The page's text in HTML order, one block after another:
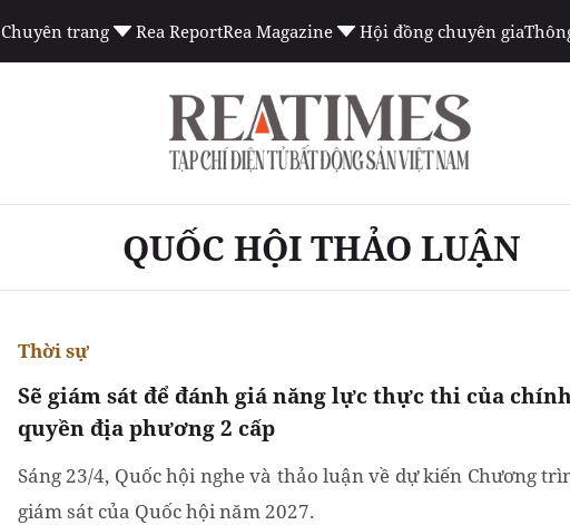
Chuyên trang Rea ReportRea Magazine Hội đồng chuyên gia
QUỐC HỘI THẢO LUẬN
Sẽ giám sát để đánh giá năng lực thực thi của
quyền địa phương 2 cấp
Thời sự
Sáng 23/4, Quốc hội nghe và thảo luận về dự kiến Chương
giám sát của Quốc hội năm 2027.